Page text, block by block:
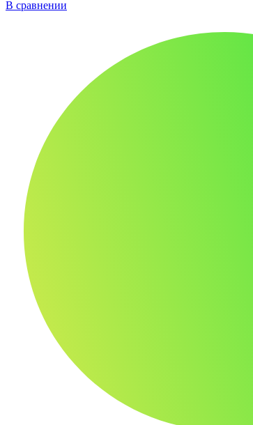
В сравнении